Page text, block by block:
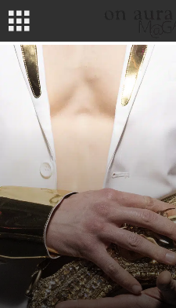
MODE ACCESSOIRES FASHION SHOWS